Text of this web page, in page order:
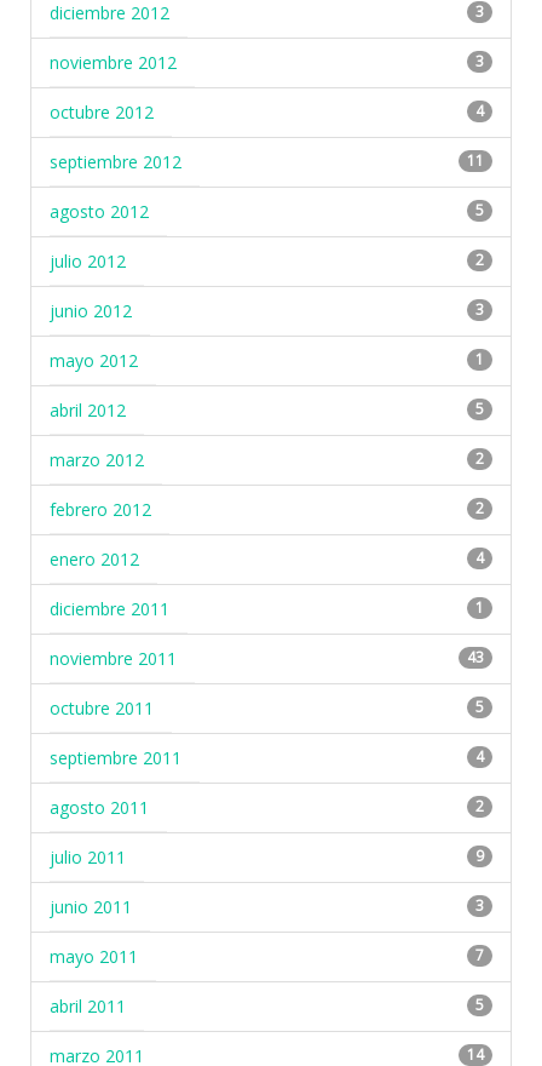
diciembre 2012 3
noviembre 2012 3
octubre 2012 4
septiembre 2012 11
agosto 2012 5
julio 2012 2
junio 2012 3
mayo 2012 1
abril 2012 5
marzo 2012 2
febrero 2012 2
enero 2012 4
diciembre 2011 1
noviembre 2011 43
octubre 2011 5
septiembre 2011 4
agosto 2011 2
julio 2011 9
junio 2011 3
mayo 2011 7
abril 2011 5
marzo 2011 14